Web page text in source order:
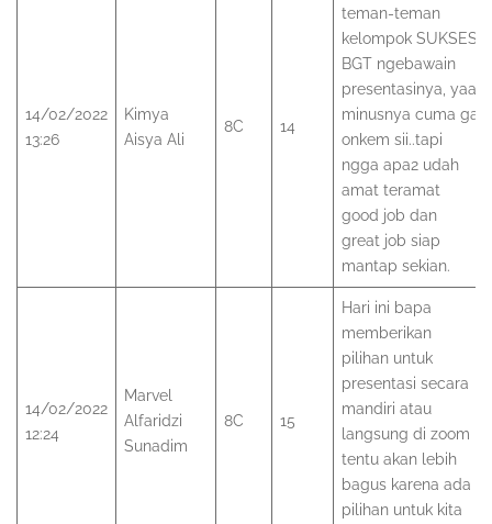
14/02/2022
13:26
Kimya
Aisya Ali
8C 14
teman-teman
kelompok SUKSES
BGT ngebawain
presentasinya, yaa
minusnya cuma ga
onkem sii..tapi
ngga apa2 udah
amat teramat
good job dan
great job siap
mantap sekian.
14/02/2022
12:24
Marvel
Alfaridzi
Sunadim
8C 15
Hari ini bapa
memberikan
pilihan untuk
presentasi secara
mandiri atau
langsung di zoom
tentu akan lebih
bagus karena ada
pilihan untuk kita